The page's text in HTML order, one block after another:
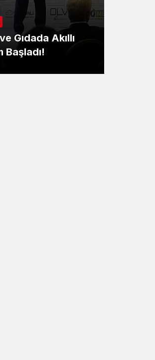
Sağlık
Nilüfer’de ‘Parkinsonla
Yaşamak’ masaya
yatırıldı